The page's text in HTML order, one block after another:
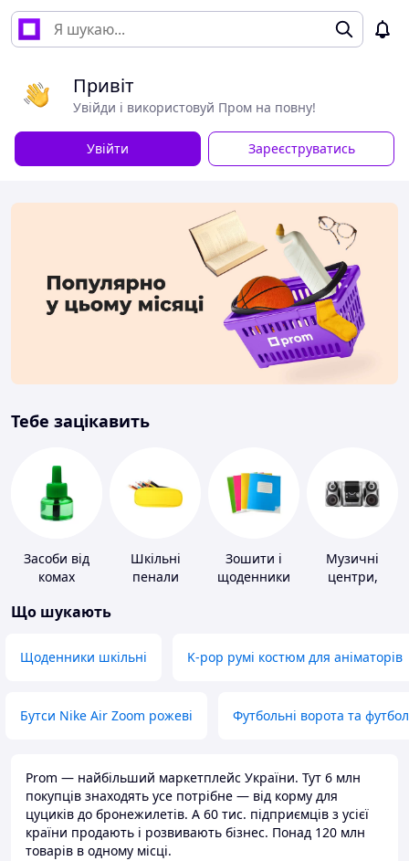
Привіт
Увійди і використовуй Пром на повну!
Увійти Зареєструватись
Тебе зацікавить
Засоби від
комах
Шкільні
пенали
Зошити і
щоденники
Музичні
центри,
Що шукають
Щоденники шкільні K-pop румі костюм для аніматорів
Бутси Nike Air Zoom рожеві Футбольні ворота та
Prom — найбільший маркетплейс України. Тут 6 млн
покупців знаходять усе потрібне — від корму для
цуциків до бронежилетів. А 60 тис. підприємців з усієї
країни продають і розвивають бізнес. Понад 120 млн
товарів в одному місці.